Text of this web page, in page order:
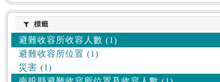
標籤標籤
避難收容所收容人數 (1)
避難收容所位置 (1)
災害 (1)